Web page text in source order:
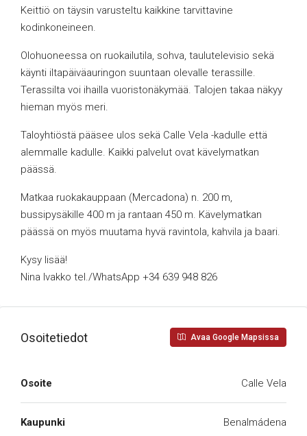
Keittiö on täysin varusteltu kaikkine tarvittavine
kodinkoneineen.
Olohuoneessa on ruokailutila, sohva, taulutelevisio sekä
käynti iltapäiväauringon suuntaan olevalle terassille.
Terassilta voi ihailla vuoristonäkymää. Talojen takaa näkyy
hieman myös meri.
Taloyhtiöstä pääsee ulos sekä Calle Vela -kadulle että
alemmalle kadulle. Kaikki palvelut ovat kävelymatkan
päässä.
Matkaa ruokakauppaan (Mercadona) n. 200 m,
bussipysäkille 400 m ja rantaan 450 m. Kävelymatkan
päässä on myös muutama hyvä ravintola, kahvila ja baari.
Kysy lisää!
Nina Ivakko tel./WhatsApp +34 639 948 826
Osoitetiedot Avaa Google Mapsissa
Osoite Calle Vela
Kaupunki Benalmádena